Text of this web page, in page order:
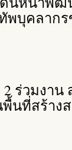
พบุคลาก
ร่วมงาน
นที่สร้าง